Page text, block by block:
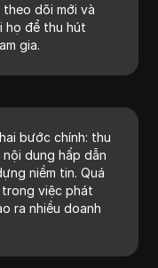
dõi mới và
họ để thu hút
gia.
bước chính: thu
dung hấp dẫn
niềm tin. Quá
việc phát
ra nhiều doanh